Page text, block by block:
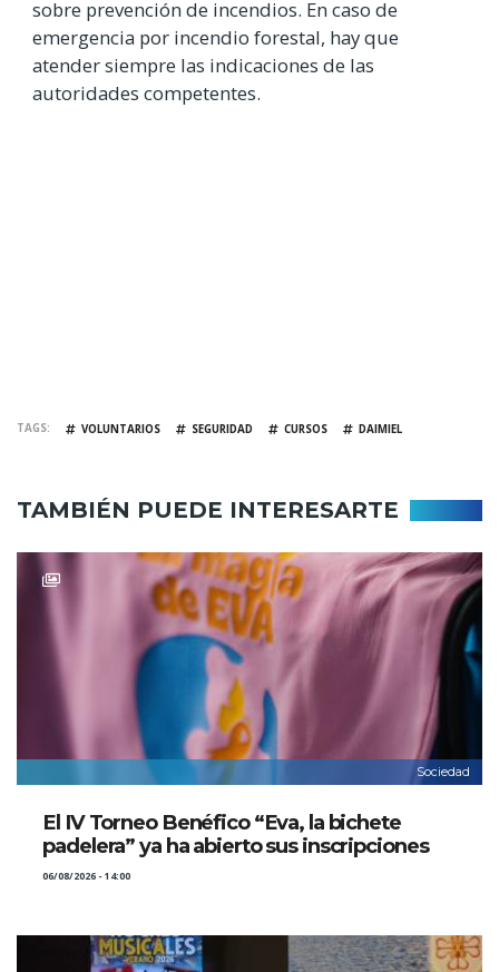
sobre prevención de incendios. En caso de
emergencia por incendio forestal, hay que
atender siempre las indicaciones de las
autoridades competentes.
TAGS VOLUNTARIOS SEGURIDAD CURSOS DAIMIEL
TAMBIÉN PUEDE INTERESARTE
Sociedad
El IV Torneo Benéfico “Eva, la bichete
padelera” ya ha abierto sus inscripciones
06/08/2026 - 14:00